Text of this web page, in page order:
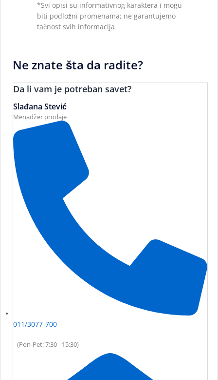
*Svi opisi su informativnog karaktera i mogu
biti podložni promenama; ne garantujemo
tačnost svih informacija
Ne znate šta da radite?
Da li vam je potreban savet?
Slađana Stević
Menadžer prodaje
011/3077-700
(Pon-Pet: 7:30 - 15:30)